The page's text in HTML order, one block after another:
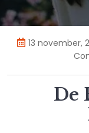
13 november,
De